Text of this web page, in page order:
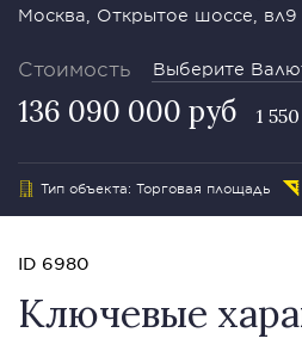
Москва, Открытое шоссе, вл9
Стоимость Выберите
136 090 000 руб 1
Тип объекта: Торговая площадь
ID 6980
Ключевые